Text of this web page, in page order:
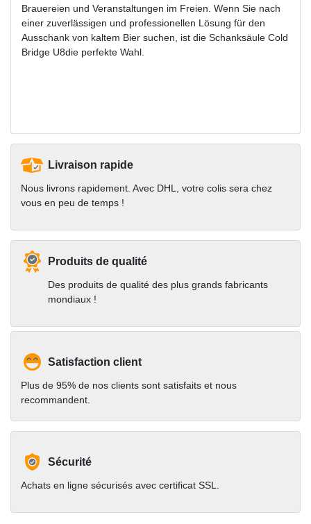
Brauereien und Veranstaltungen im Freien. Wenn Sie nach
einer zuverlässigen und professionellen Lösung für den
Ausschank von kaltem Bier suchen, ist die Schanksäule Cold
Bridge U8die perfekte Wahl.
Livraison rapide
Nous livrons rapidement. Avec DHL, votre colis sera chez
vous en peu de temps !
Produits de qualité
Des produits de qualité des plus grands fabricants
mondiaux !
Satisfaction client
Plus de 95% de nos clients sont satisfaits et nous
recommandent.
Sécurité
Achats en ligne sécurisés avec certificat SSL.